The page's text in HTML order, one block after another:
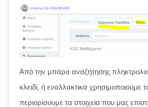
Από την μπάρα αναζήτησης
κλειδί, ή εναλλακτικά χρησιμοποιούμε
περιορίσουμε τα στοιχεία που μας